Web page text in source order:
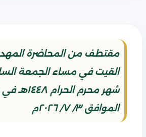
مقتطف من المحاضرة
القيت في مساء الجمعة
شهر محرم
الموافق ٣/ ٧/ ٢٠٢٦م